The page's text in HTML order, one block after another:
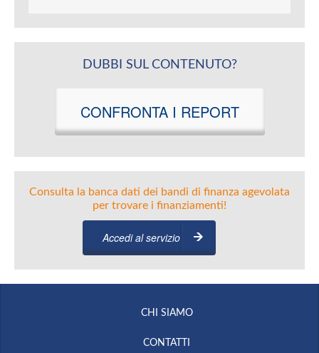
DUBBI SUL CONTENUTO?
CONFRONTA I REPORT
Consulta la banca dati dei bandi di finanza agevolata
per trovare i finanziamenti!
Accedi al servizio
CHI SIAMO
CONTATTI